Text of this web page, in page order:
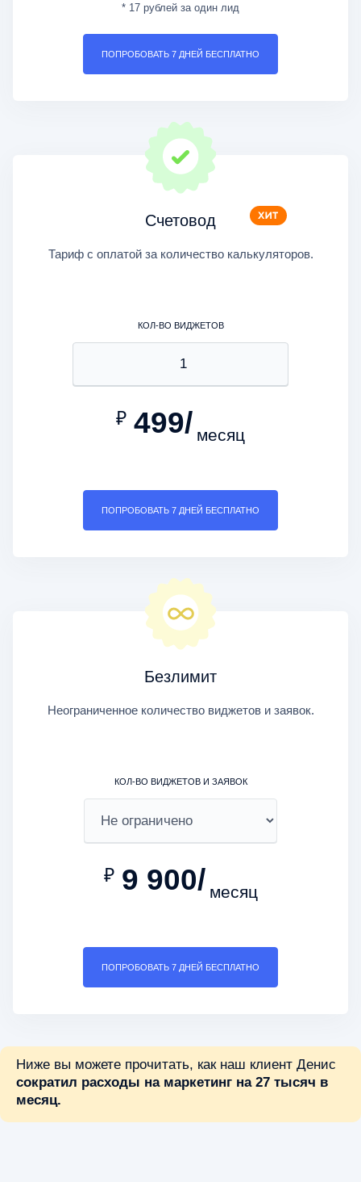
* 17 рублей за один лид
ПОПРОБОВАТЬ 7 ДНЕЙ БЕСПЛАТНО
Счетовод
Тариф с оплатой за количество калькуляторов.
КОЛ-ВО ВИДЖЕТОВ
₽ 499/ месяц
ПОПРОБОВАТЬ 7 ДНЕЙ БЕСПЛАТНО
Безлимит
Неограниченное количество виджетов и заявок.
КОЛ-ВО ВИДЖЕТОВ И ЗАЯВОК
₽ 9 900/ месяц
ПОПРОБОВАТЬ 7 ДНЕЙ БЕСПЛАТНО
Ниже вы можете прочитать, как наш клиент Денис
сократил расходы на маркетинг на 27 тысяч в
месяц.